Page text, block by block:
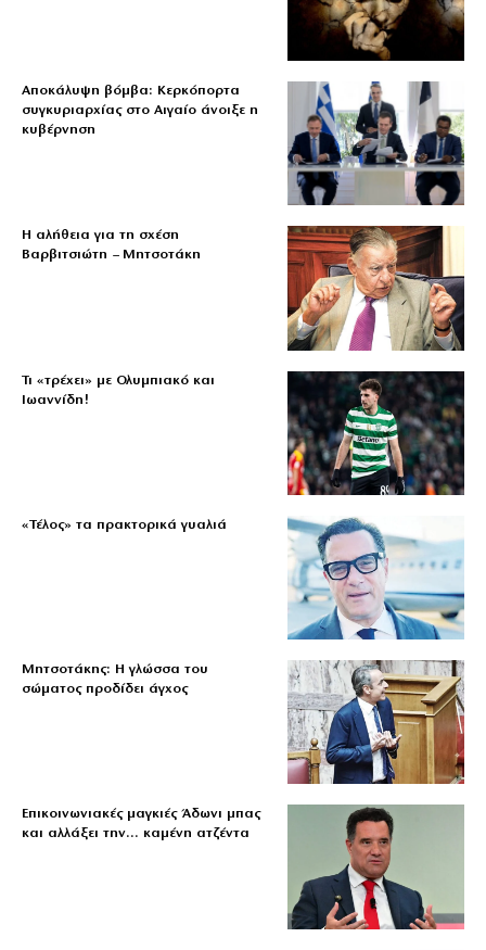
Αποκάλυψη βόμβα: Κερκόπορτα
συγκυριαρχίας στο Αιγαίο άνοιξε η
κυβέρνηση
Η αλήθεια για τη σχέση
Βαρβιτσιώτη – Μητσοτάκη
Τι «τρέχει» με Ολυμπιακό και
Ιωαννίδη!
«Τέλος» τα πρακτορικά γυαλιά
Μητσοτάκης: Η γλώσσα του
σώματος προδίδει άγχος
Επικοινωνιακές μαγκιές Άδωνι μπας
και αλλάξει την… καμένη ατζέντα